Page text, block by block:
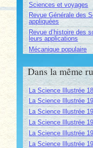
Sciences et voyages
Revue Générale des
appliquées
Revue d’histoire des
leurs applications
Mécanique populaire
Dans la même
La Science Illustrée
La Science Illustrée
La Science Illustrée
La Science Illustrée
La Science Illustrée
La Science Illustrée